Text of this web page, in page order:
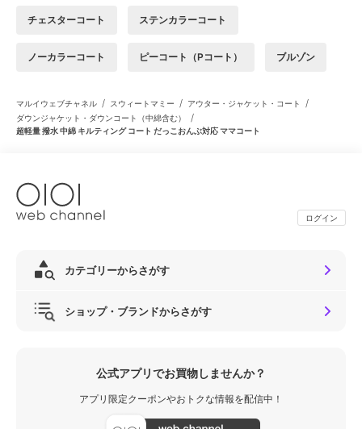
チェスターコート ステンカラーコート
ノーカラーコート ピーコート（Pコート） ブルゾン
マルイウェブチャネル / スウィートマミー / アウター・ジャケット・コート /
ダウンジャケット・ダウンコート（中綿含む） /
超軽量 撥水 中綿 キルティング コート だっこおんぶ対応 ママコート
ログイン
カテゴリーからさがす
ショップ・ブランドからさがす
公式アプリでお買物しませんか？
アプリ限定クーポンやおトクな情報を配信中！